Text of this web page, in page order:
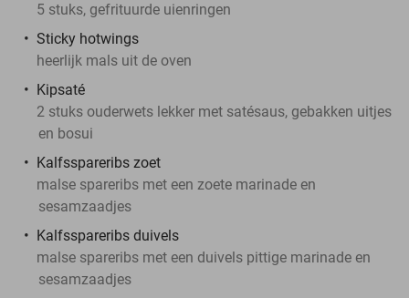
5 stuks, gefrituurde uienringen
Sticky hotwings
heerlijk mals uit de oven
Kipsaté
2 stuks ouderwets lekker met satésaus, gebakken uitjes
en bosui
Kalfsspareribs zoet
malse spareribs met een zoete marinade en
sesamzaadjes
Kalfsspareribs duivels
malse spareribs met een duivels pittige marinade en
sesamzaadjes